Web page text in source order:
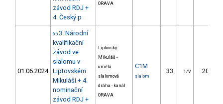
závod RDJ +
4. Český p
ORAVA
01.06.2024
65 3. Národní
kvalifikační
závod ve
slalomu v
Liptovském
Mikuláši + 4.
nominační
závod RDJ +
Liptovský
Mikuláš -
umělá
slalomová
dráha - kanál
ORAVA
C1M
slalom
33. 1/V 20.30